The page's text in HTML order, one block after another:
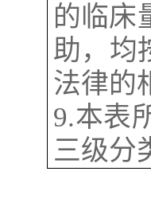
的临床
助，均
法律
9.本表
三级分